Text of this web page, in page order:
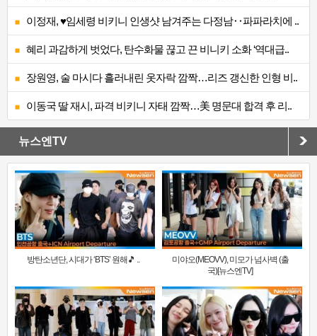
이정재, ♥임세령 비키니 인생샷 남겨주는 다정남‥파파라치에 ..
혜리 과감하게 벗었다, 탄수화물 끊고 끈 비니키 소화 ‘역대급..
장원영, 술 마시다 흘러내린 옷자락 깜짝…리즈 갱신한 인형 비..
이동국 딸 재시, 파격 비키니 자태 깜짝…美 명문대 합격 후 리..
뉴스엔TV
방탄소년단, 시대가 ‘BTS’ 원해🎵 ..
미야오(MEOVV), 미모가 넘사벽 (출
국)[뉴스엔TV]